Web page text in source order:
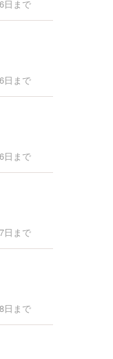
日まで
日まで
日まで
日まで
日まで